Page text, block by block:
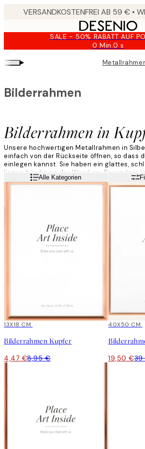
SALE - 50% RABATT AUF
0 Min.0 s
Gültig
bis:
2026-
▸
Bilderrahmen in
Bilderrahmen
Unsere hochwertigen Metallrahmen in
einfach von der Rückseite öffnen, so dass
einlegen kannst. Sie haben ein glattes,
liegen bündig an der Wand an. Besonders
unseren silbernen Posterklemmen machen
WeiterlesenAlle Kategorien
-50%
13X18 CM
Bilderrahmen Kupfer
4,47 €8,95 €
-50%
40X50 CM
19,50 €